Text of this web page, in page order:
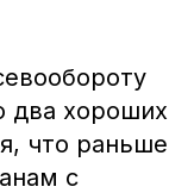
два хороших
что раньше
с